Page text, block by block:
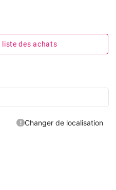
liste des achats